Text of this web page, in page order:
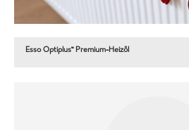
Esso Optiplus™ Premium-Heizöl